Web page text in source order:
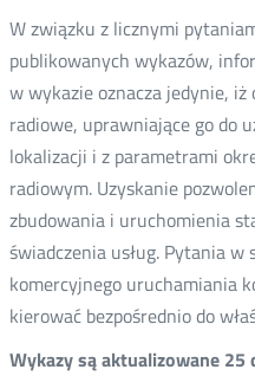
W związku z licznymi
publikowanych wykazów,
w wykazie oznacza jedynie,
radiowe, uprawniające go do
lokalizacji i z parametrami
radiowym. Uzyskanie
zbudowania i uruchomienia
świadczenia usług. Pytania
komercyjnego uruchamiania
kierować bezpośrednio do
Wykazy są aktualizowane